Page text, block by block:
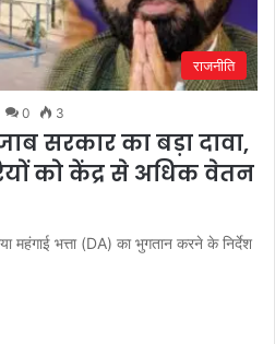
राजनीति
0 3
सरकार का बड़ा दावा,
को केंद्र से अधिक वेतन
महंगाई भत्ता (DA) का भुगतान करने के निर्देश